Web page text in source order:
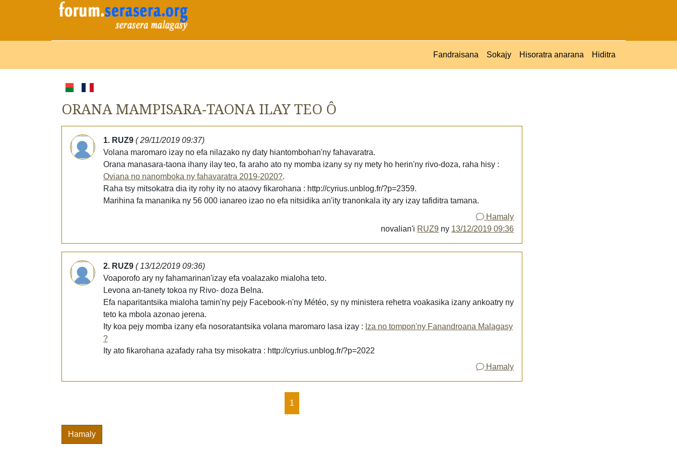
Fandraisana Sokajy Hisoratra anarana Hiditra
ORANA MAMPISARA-TAONA ILAY TEO Ô
1. RUZ9 ( 29/11/2019 09:37)
Volana maromaro izay no efa nilazako ny daty hiantombohan'ny fahavaratra.
Orana manasara-taona ihany ilay teo, fa araho ato ny momba izany sy ny mety ho herin'ny rivo-doza, raha hisy :
Oviana no nanomboka ny fahavaratra 2019-2020?.
Raha tsy mitsokatra dia ity rohy ity no ataovy fikarohana : http://cyrius.unblog.fr/?p=2359.
Marihina fa mananika ny 56 000 ianareo izao no efa nitsidika an'ity tranonkala ity ary izay tafiditra tamana.
Hamaly
novalian'i RUZ9 ny 13/12/2019 09:36
2. RUZ9 ( 13/12/2019 09:36)
Voaporofo ary ny fahamarinan'izay efa voalazako mialoha teto.
Levona an-tanety tokoa ny Rivo- doza Belna.
Efa naparitantsika mialoha tamin'ny pejy Facebook-n'ny Météo, sy ny ministera rehetra voakasika izany ankoatry ny
teto ka mbola azonao jerena.
Ity koa pejy momba izany efa nosoratantsika volana maromaro lasa izay : Iza no tompon'ny Fanandroana Malagasy
?
Ity ato fikarohana azafady raha tsy misokatra : http://cyrius.unblog.fr/?p=2022
Hamaly
1
Hamaly